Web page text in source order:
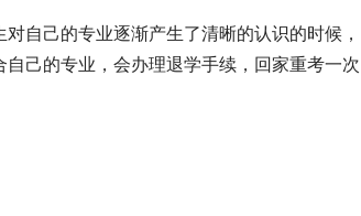
自己的专业逐渐产生了清晰的认识的时候，
己的专业，会办理退学手续，回家重考一次